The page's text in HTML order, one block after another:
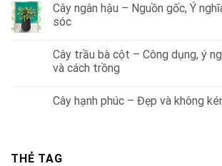
Cây ngân hậu – Nguồn gốc, Ý
sóc
Cây trầu bà cột – Công dụng, ý
và cách trồng
Cây hạnh phúc – Đẹp và không
THẺ TAG